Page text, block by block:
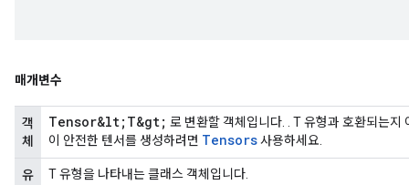
매개변수
객
체
Tensor&lt;T&gt; 로 변환할 객체입니다. . T 유형과 호환되는
이 안전한 텐서를 생성하려면 Tensors사용하세요.
유
T 유형을 나타내는 클래스 객체입니다.